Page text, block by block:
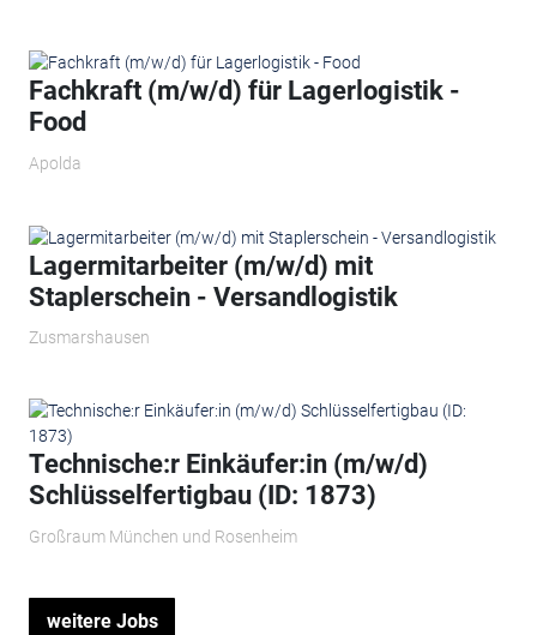
Fachkraft (m/w/d) für Lagerlogistik -
Food
Apolda
Lagermitarbeiter (m/w/d) mit
Staplerschein - Versandlogistik
Zusmarshausen
Technische:r Einkäufer:in (m/w/d)
Schlüsselfertigbau (ID: 1873)
Großraum München und Rosenheim
weitere Jobs